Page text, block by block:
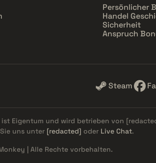
Persönlicher
Handel
Sicherheit
Anspruch
Steam
Eigentum und wird betrieben von
uns unter [redacted] oder Live Chat.
| Alle Rechte vorbehalten.